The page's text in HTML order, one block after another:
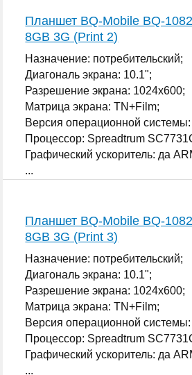
Планшет BQ-Mobile BQ-
8GB 3G (Print 2)
Назначение: потребительский;
Диагональ экрана: 10.1";
Разрешение экрана: 1024x600;
Матрица экрана: TN+Film;
Версия операционной
Процессор: Spreadtrum
Графический ускоритель: да
...
Планшет BQ-Mobile BQ-
8GB 3G (Print 3)
Назначение: потребительский;
Диагональ экрана: 10.1";
Разрешение экрана: 1024x600;
Матрица экрана: TN+Film;
Версия операционной
Процессор: Spreadtrum
Графический ускоритель: да
...